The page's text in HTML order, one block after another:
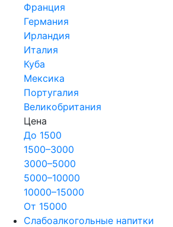
Франция
Германия
Ирландия
Италия
Куба
Мексика
Португалия
Великобритания
Цена
До 1500
1500–3000
3000–5000
5000–10000
10000–15000
От 15000
Слабоалкогольные напитки